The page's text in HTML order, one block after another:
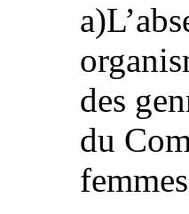
des
du